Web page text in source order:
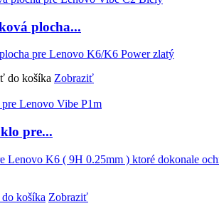
plocha...
pre Lenovo K6/K6 Power zlatý
do košíka Zobraziť
pre...
Lenovo K6 ( 9H 0.25mm ) ktoré dokonale
košíka Zobraziť